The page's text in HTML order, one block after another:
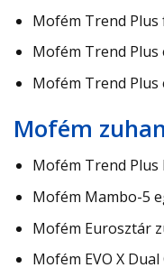
Mofém Trend
Mofém Trend
Mofém Trend
Mofém
Mofém Trend
Mofém Mambo-5
Mofém Eurosztár
Mofém EVO X